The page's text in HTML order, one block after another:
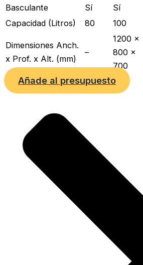
Basculante
Sí Sí
Capacidad (Litros)
80 100
Dimensiones Anch.
x Prof. x Alt. (mm)
–
1200 x
800 x
700
Añade al presupuesto